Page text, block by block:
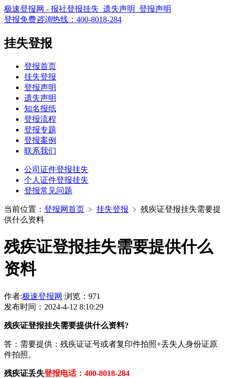
极速登报网 - 报社登报挂失_遗失声明_登报声明
登报免费咨询热线： 400-8018-284
挂失登报
登报首页
挂失登报
登报声明
遗失声明
知名报纸
登报流程
登报专题
登报案例
联系我们
公司证件登报挂失
个人证件登报挂失
登报常见问题
当前位置： 登报网首页 ﹥ 挂失登报 ﹥ 残疾证登报挂失需要提
供什么资料
残疾证登报挂失需要提供什么
资料
作者:极速登报网 浏览：971
发布时间：2024-4-12 8:10:29
残疾证登报挂失需要提供什么资料?
答：需要提供：残疾证证号或者复印件拍照+丢失人身份证原
件拍照。
残疾证丢失登报电话：400-8018-284